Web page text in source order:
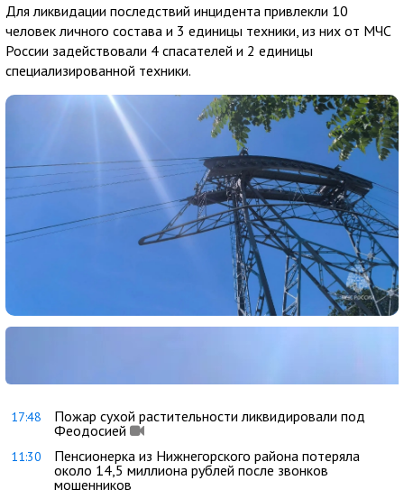
Для ликвидации последствий инцидента привлекли 10
человек личного состава и 3 единицы техники, из них от МЧС
России задействовали 4 спасателей и 2 единицы
специализированной техники.
17:48
Пожар сухой растительности ликвидировали под
Феодосией
11:30
Пенсионерка из Нижнегорского района потеряла
около 14,5 миллиона рублей после звонков
мошенников